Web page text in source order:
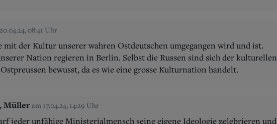
08:41 Uhr
mit der Kultur unserer wahren Ostdeutschen umgegangen wird und ist.
Nation regieren in Berlin. Selbst die Russen sind sich der kulturellen
bewusst, da es wie eine grosse Kulturnation handelt.
Müller am 17.04.24, 14:29 Uhr
jeder unfähige Ministerialmensch seine eigene Ideologie zelebrieren und